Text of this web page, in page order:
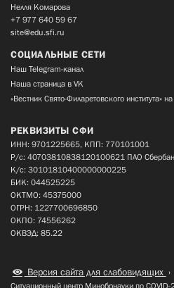
Нелля Комарова
+7 977 640 59 67
site@edu.sfi.ru
СОЦИАЛЬНЫЕ СЕТИ
Наш Telegram-канал
Наша страница в VK
«Вестник Свято-Филаретовского института»
РЕКВИЗИТЫ СФИ
ИНН: 9701225665, КПП: 770101001
Р/с: 40703810838120100621 ПАО
К/с: 30101810400000000225
БИК: 044525225
ОКТМО: 45375000
ОГРН: 1227700696850
ОКПО: 74556262
ОКВЭД: 85.22
Версия сайта для слабовидящих
Ситуационный центр Минобрнауки по